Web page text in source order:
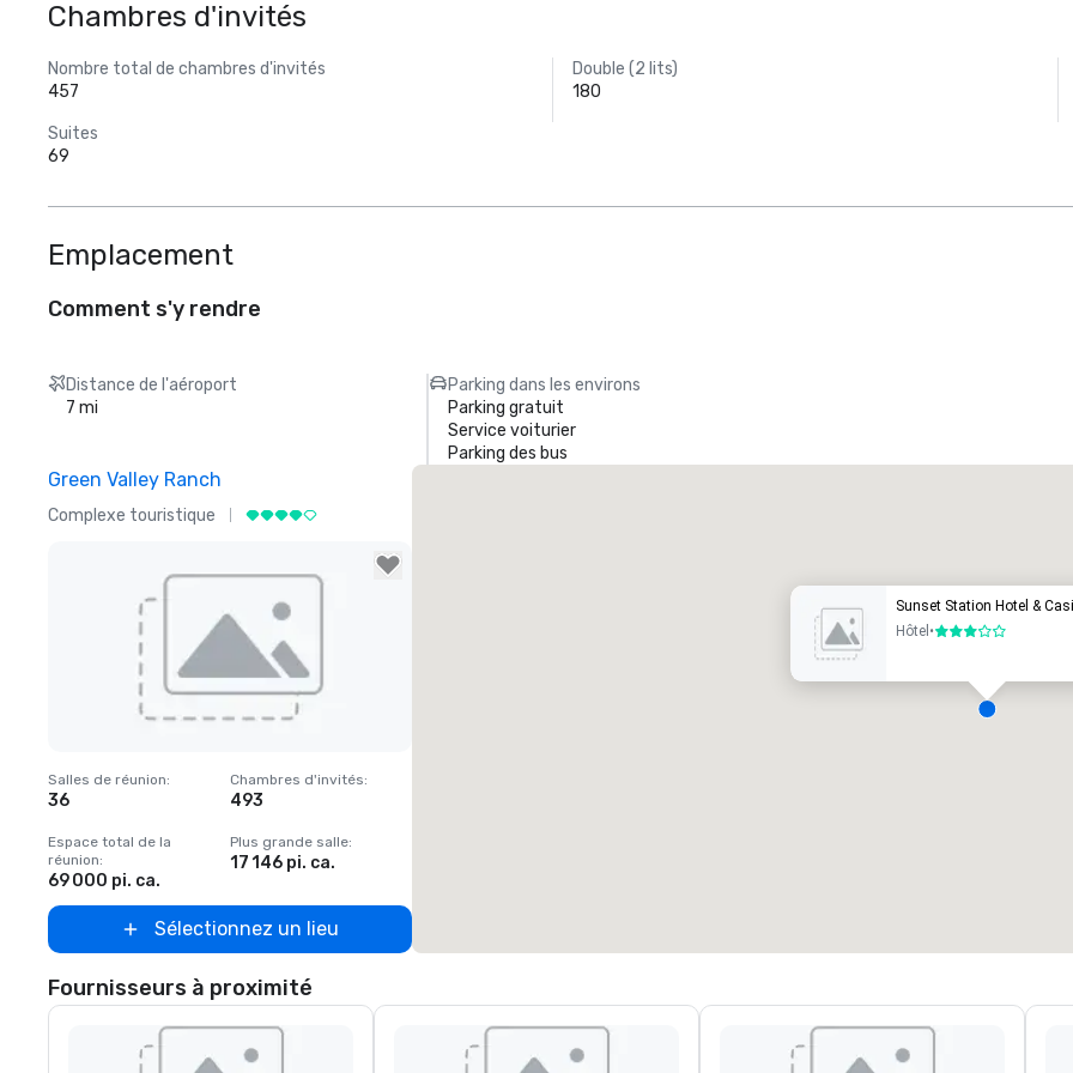
Chambres d'invités
Nombre total de chambres d'invités
457
Double (2 lits)
180
Suites
69
Emplacement
Comment s'y rendre
Distance de l'aéroport
7 mi
Parking dans les environs
Parking gratuit
Service voiturier
Parking des bus
Green Valley Ranch
Complexe touristique
Removed from favorites
Salles de réunion:
36
Chambres d'invités:
493
Espace total de la
réunion:
69 000 pi. ca.
Plus grande salle:
17 146 pi. ca.
Sélectionnez un lieu
Sunset Station Hotel &
Hôtel •3 sur 5
Fournisseurs à proximité